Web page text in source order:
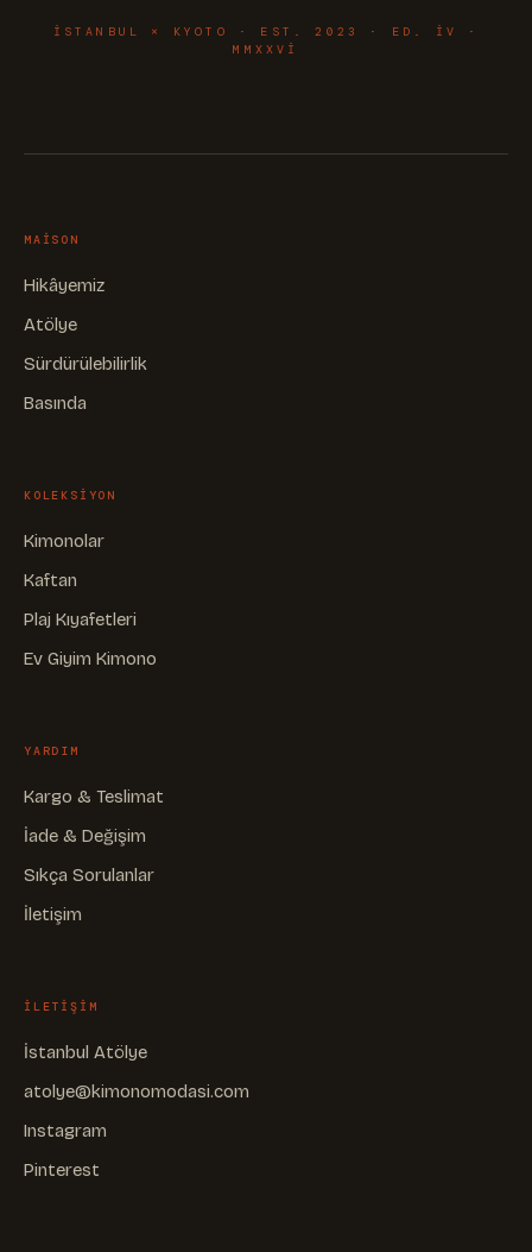
ISTANBUL × KYOTO · EST. 2023 · ED. IV ·
MMXXVI
MAISON
Hikâyemiz
Atölye
Sürdürülebilirlik
Basında
KOLEKSIYON
Kimonolar
Kaftan
Plaj Kıyafetleri
Ev Giyim Kimono
YARDIM
Kargo & Teslimat
İade & Değişim
Sıkça Sorulanlar
İletişim
ILETIŞIM
İstanbul Atölye
atolye@kimonomodasi.com
Instagram
Pinterest